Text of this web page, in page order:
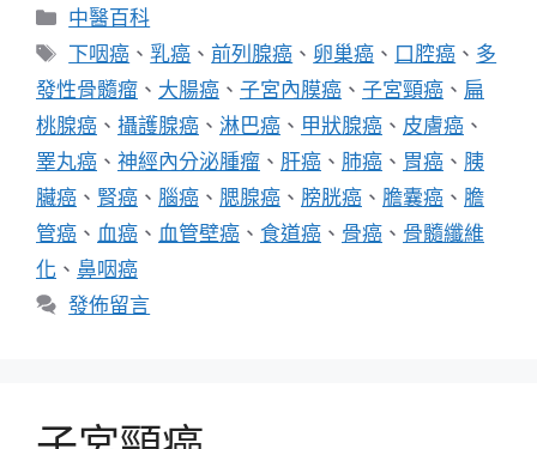
分
類
中醫百科
標
籤
下咽癌 、 乳癌 、前列腺癌 、 卵巢癌 、 口腔癌 、 多
發性骨髓瘤 、 大腸癌 、 子宮內膜癌 、 子宮頸癌 、 扁
桃腺癌 、 攝護腺癌 、 淋巴癌 、 甲狀腺癌 、 皮膚癌 、
睪丸癌 、 神經內分泌腫瘤 、 肝癌 、 肺癌 、 胃癌 、 胰
臟癌 、 腎癌 、 腦癌 、 腮腺癌 、 膀胱癌 、 膽囊癌 、 膽
管癌 、 血癌 、 血管壁癌 、 食道癌 、 骨癌 、 骨髓纖維
化 、 鼻咽癌
發佈留言